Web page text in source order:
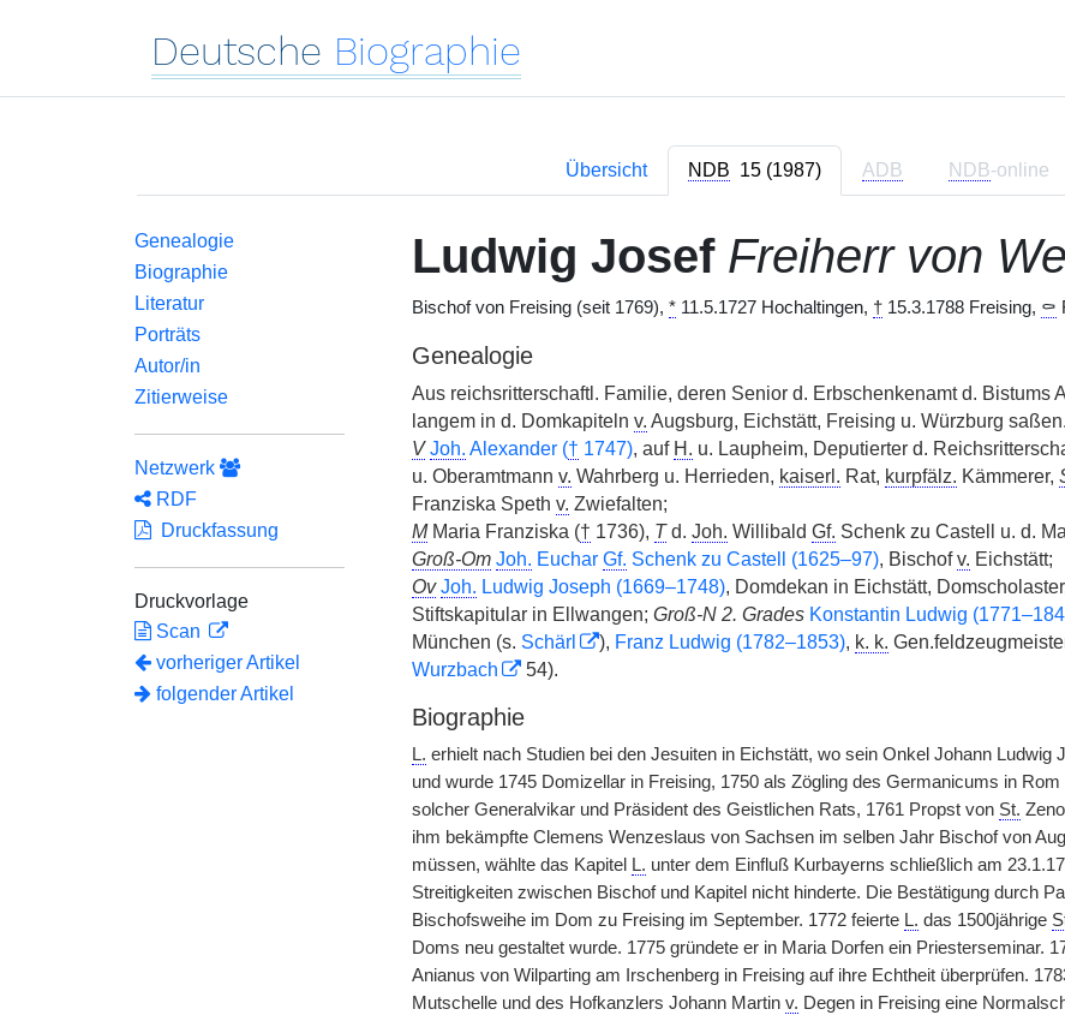
Deutsche Biographie
Übersicht NDB 15 (1987) ADB NDB-online
Genealogie
Biographie
Literatur
Porträts
Autor/in
Zitierweise
Netzwerk
RDF
Druckfassung
Druckvorlage
Scan
vorheriger Artikel
folgender Artikel
Ludwig Josef Freiherr von
Bischof von Freising (seit 1769), *11.5.1727 Hochaltingen, †15.3.1788 Freising, ⚰
Genealogie
Aus reichsritterschaftl. Familie, deren Senior d. Erbschenkenamt d. Bistums
langem in d. Domkapiteln v. Augsburg, Eichstätt, Freising u. Würzburg saßen.
V Joh. Alexander († 1747), auf H. u. Laupheim, Deputierter d.
u. Oberamtmann v. Wahrberg u. Herrieden, kaiserl. Rat, kurpfälz. Kämmerer,
Franziska Speth v. Zwiefalten;
MMaria Franziska († 1736), Td. Joh. Willibald Gf. Schenk zu Castell u. d.
Groß-Om Joh. Euchar Gf. Schenk zu Castell (1625–97), Bischofv. Eichstätt;
Ov Joh. Ludwig Joseph (1669–1748), Domdekan in Eichstätt,
Stiftskapitular in Ellwangen; Groß-N 2. Grades Konstantin Ludwig
München (s. Schärl ), Franz Ludwig (1782–1853), k. k.
Wurzbach
54).
Biographie
L. erhielt nach Studien bei den Jesuiten in Eichstätt, wo sein Onkel Johann Ludwig
und wurde 1745 Domizellar in Freising, 1750 als Zögling des Germanicums in
solcher Generalvikar und Präsident des Geistlichen Rats, 1761 Propst von St.
ihm bekämpfte Clemens Wenzeslaus von Sachsen im selben Jahr Bischof von
müssen, wählte das Kapitel
L. unter dem Einfluß Kurbayerns schließlich am
Streitigkeiten zwischen Bischof und Kapitel nicht hinderte. Die Bestätigung durch
Bischofsweihe im Dom zu Freising im September. 1772 feierte L. das 1500jährige
Doms neu gestaltet wurde. 1775 gründete er in Maria Dorfen ein Priesterseminar.
Anianus von Wilparting am Irschenberg in Freising auf ihre Echtheit überprüfen.
Mutschelle und des Hofkanzlers Johann Martin v. Degen in Freising eine